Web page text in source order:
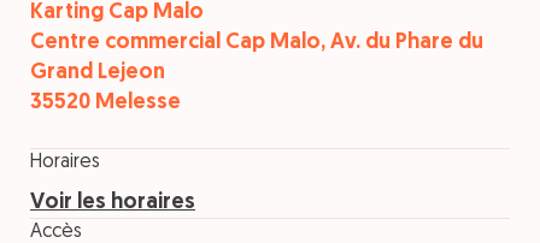
Karting Cap Malo
Centre commercial Cap Malo, Av. du Phare du
Grand Lejeon
35520 Melesse
Horaires
Voir les horaires
Accès